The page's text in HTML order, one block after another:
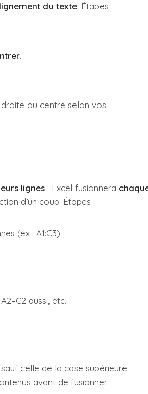
du texte. Étapes :
.
ou centré selon vos
lignes : Excel fusionnera
d’un coup. Étapes :
(ex : A1:C3).
aussi, etc.
celle de la case supérieure
avant de fusionner.